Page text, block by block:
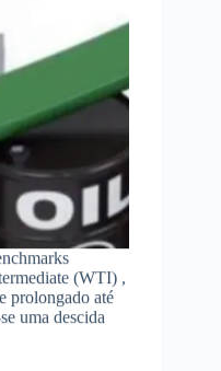
(WTI) ,
prolongado até
uma descida